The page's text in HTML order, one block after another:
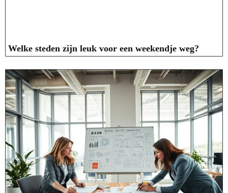
Welke steden zijn leuk voor een weekendje weg?